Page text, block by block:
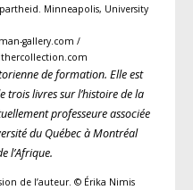
Minneapolis, University
gallery.com /
de formation. Elle est
trois livres sur l’histoire de la
professeure associée
du Québec à Montréal
l’Afrique.
de l’auteur. © Érika Nimis